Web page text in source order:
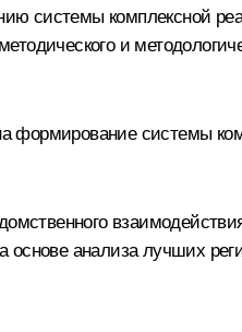
системы комплексной
и
формирование системы
анализа лучших